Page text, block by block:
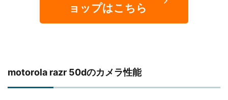
ョップはこちら
motorola razr 50dのカメラ性能